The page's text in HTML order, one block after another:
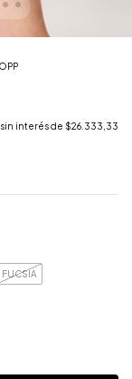
interés de $26.333,33
FUCSIA